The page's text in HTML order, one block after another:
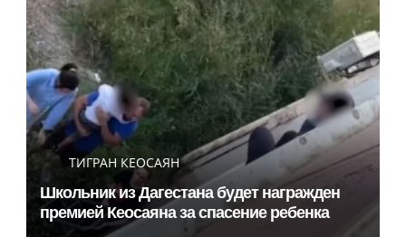
ТИГРАН КЕОСАЯН
Школьник из Дагестана будет награжден
премией Кеосаяна за спасение ребенка